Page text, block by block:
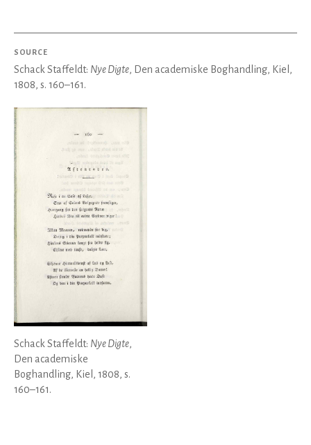
SOURCE
Schack Staffeldt: Nye Digte, Den academiske Boghandling, Kiel,
1808, s. 160–161.
Schack Staffeldt: Nye Digte,
Den academiske
Boghandling, Kiel, 1808, s.
160–161.